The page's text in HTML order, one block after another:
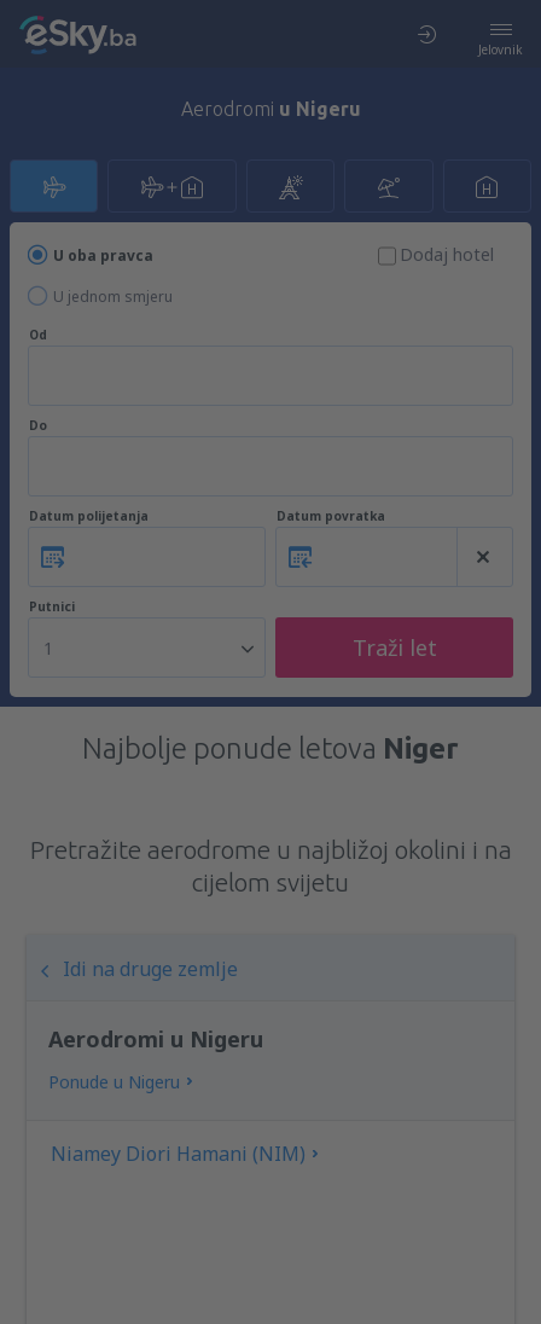
Jelovnik
Aerodromi u Nigeru
U oba pravca
U jednom smjeru
Dodaj hotel
Od
Do
Datum polijetanja Datum povratka
Putnici
1 Traži let
Najbolje ponude letova Niger
Pretražite aerodrome u najbližoj okolini i na
cijelom svijetu
Idi na druge zemlje
Aerodromi u Nigeru
Ponude u Nigeru
Niamey Diori Hamani (NIM)